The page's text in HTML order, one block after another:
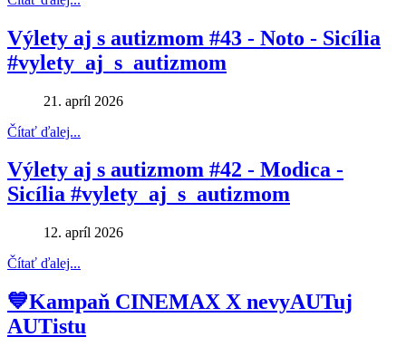
Výlety aj s autizmom #43 - Noto - Sicília
#vylety_aj_s_autizmom
21. apríl 2026
Čítať ďalej...
Výlety aj s autizmom #42 - Modica -
Sicília #vylety_aj_s_autizmom
12. apríl 2026
Čítať ďalej...
💙Kampaň CINEMAX X nevyAUTuj
AUTistu